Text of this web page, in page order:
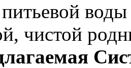
чистой